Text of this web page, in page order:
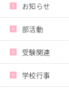
お知らせ
部活動
受験関連
学校行事